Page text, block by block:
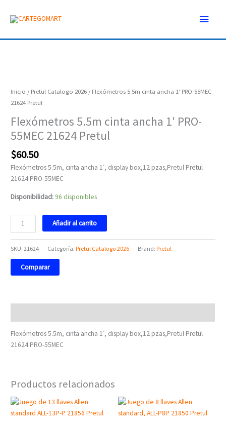
Menú
Inicio / Pretul Catalogo 2026 / Flexómetros 5.5m cinta ancha 1′ PRO-55MEC
21624 Pretul
Flexómetros 5.5m cinta ancha 1′ PRO-
55MEC 21624 Pretul
$60.50
Flexómetros 5.5m, cinta ancha 1′, display box,12 pzas,Pretul Pretul
21624 PRO-55MEC
Disponibilidad: 96 disponibles
cinta
ancha
PRO-
55MEC
Pretul
cantidad
Añadir al carrito
SKU:21624 Categoría:Pretul Catalogo 2026 Brand:Pretul
Comparar
Flexómetros 5.5m, cinta ancha 1′, display box,12 pzas,Pretul Pretul
21624 PRO-55MEC
Productos relacionados